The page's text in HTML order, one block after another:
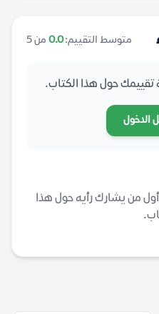
متوسط التقييم:0.0 من 5
حول هذا الكتاب.
الدخول
من يشارك رأيه حول هذا